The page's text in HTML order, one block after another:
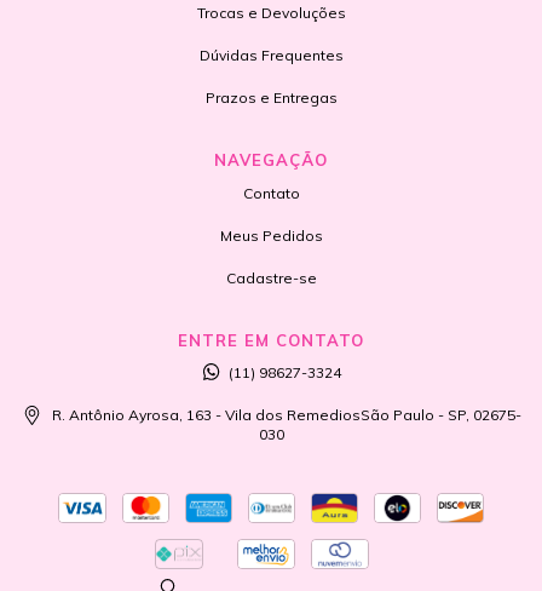
Trocas e Devoluções
Dúvidas Frequentes
Prazos e Entregas
NAVEGAÇÃO
Contato
Meus Pedidos
Cadastre-se
ENTRE EM CONTATO
(11) 98627-3324
R. Antônio Ayrosa, 163 - Vila dos RemediosSão Paulo - SP, 02675-
030